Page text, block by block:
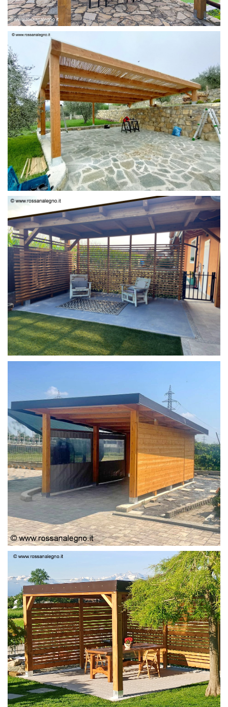
PERGOLA 6 X 3
COPERTURA MOBILE 2 AUTO
PERGOLA
PERGOLA 4X4